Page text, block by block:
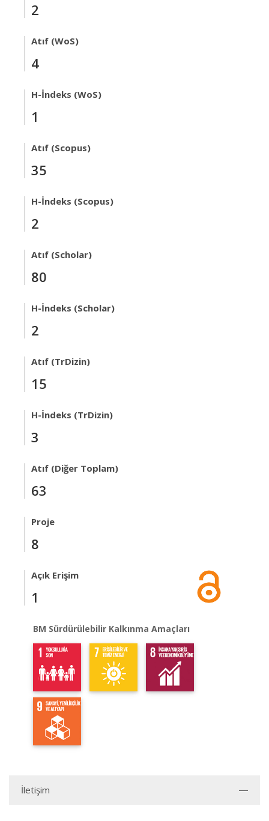
2
Atıf (WoS)
4
H-İndeks (WoS)
1
Atıf (Scopus)
35
H-İndeks (Scopus)
2
Atıf (Scholar)
80
H-İndeks (Scholar)
2
Atıf (TrDizin)
15
H-İndeks (TrDizin)
3
Atıf (Diğer Toplam)
63
Proje
8
Açık Erişim
1
BM Sürdürülebilir Kalkınma Amaçları
İletişim